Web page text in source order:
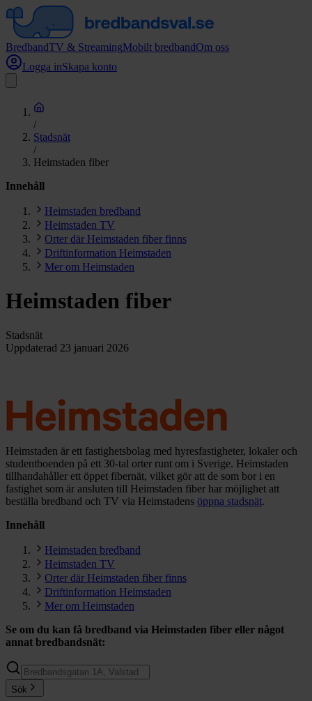
BredbandTV & StreamingMobilt bredbandOm oss
Logga inSkapa konto
/
Stadsnät
/
Heimstaden fiber
Innehåll
Heimstaden bredband
Heimstaden TV
Orter där Heimstaden fiber finns
Driftinformation Heimstaden
Mer om Heimstaden
Heimstaden fiber
Stadsnät
Uppdaterad 23 januari 2026
Heimstaden är ett fastighetsbolag med hyresfastigheter, lokaler och
studentboenden på ett 30-tal orter runt om i Sverige. Heimstaden
tillhandahåller ett öppet fibernät, vilket gör att de som bor i en
fastighet som är ansluten till Heimstaden fiber har möjlighet att
beställa bredband och TV via Heimstadens öppna stadsnät.
Innehåll
Heimstaden bredband
Heimstaden TV
Orter där Heimstaden fiber finns
Driftinformation Heimstaden
Mer om Heimstaden
Se om du kan få bredband via Heimstaden fiber eller något
annat bredbandsnät:
Sök